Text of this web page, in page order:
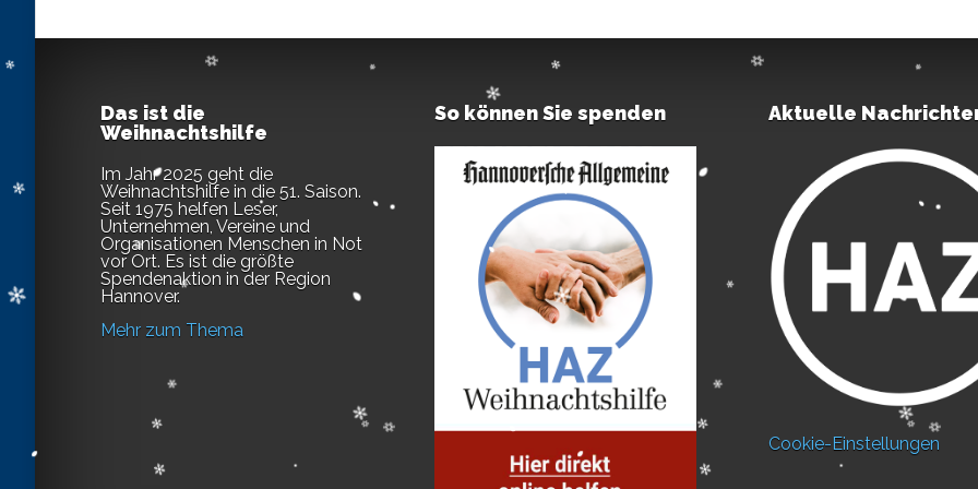
Das ist die
Weihnachtshilfe
Im Jahr 2025 geht die
Weihnachtshilfe in die 51. Saison.
Seit 1975 helfen Leser,
Unternehmen, Vereine und
Organisationen Menschen in Not
vor Ort. Es ist die größte
Spendenaktion in der Region
Hannover.
Mehr zum Thema
So können Sie spenden Aktuelle
Cookie-Einstellungen